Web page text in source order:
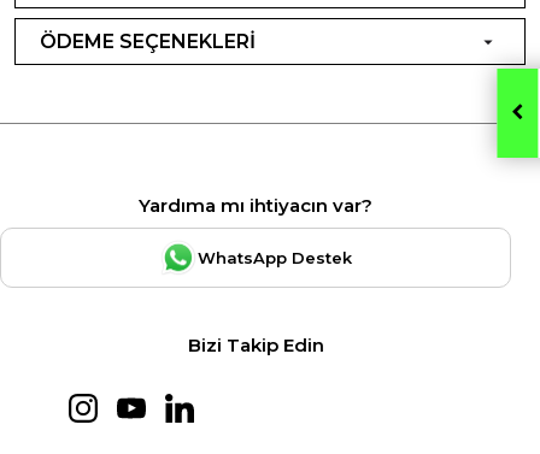
ÖDEME SEÇENEKLERİ
Yardıma mı ihtiyacın var?
WhatsApp Destek
Bizi Takip Edin